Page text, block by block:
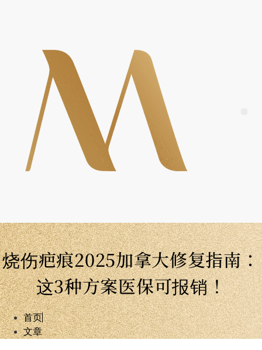
烧伤疤痕2025加拿大修复指南：
这3种方案医保可报销！
首页
文章